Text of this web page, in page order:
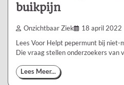
buikpijn
Onzichtbaar Ziek 18 april 2022
Lees Voor Helpt pepermunt bij niet-
Die vraag stellen onderzoekers van
Lees Meer...